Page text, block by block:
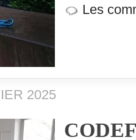
Les
2025